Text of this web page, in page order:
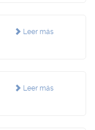
Leer más
Leer más